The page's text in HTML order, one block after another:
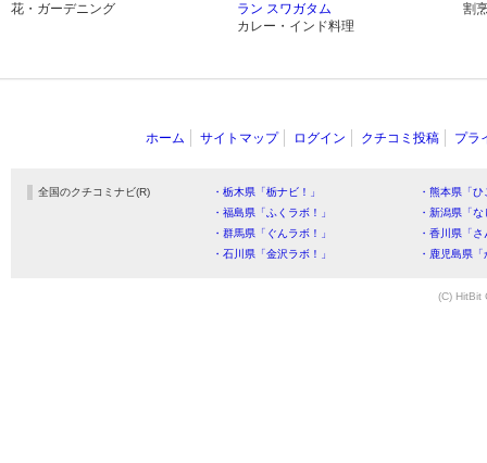
花・ガーデニング
ラン スワガタム
カレー・インド料理
割
ホーム サイトマップ ログイン クチコミ投稿 プラ
全国のクチコミナビ(R) ・栃木県「栃ナビ！」
・熊本県「
・福島県「ふくラボ！」
・新潟県「
・群馬県「ぐんラボ！」
・香川県「
・石川県「金沢ラボ！」
・鹿児島県
(C) HitBit